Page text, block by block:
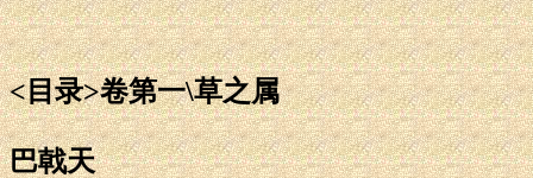
<目录>卷第一\草之属
巴戟天